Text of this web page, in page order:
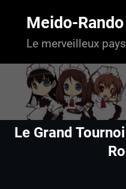
Meido-Rando
Le merveilleux
Le Grand